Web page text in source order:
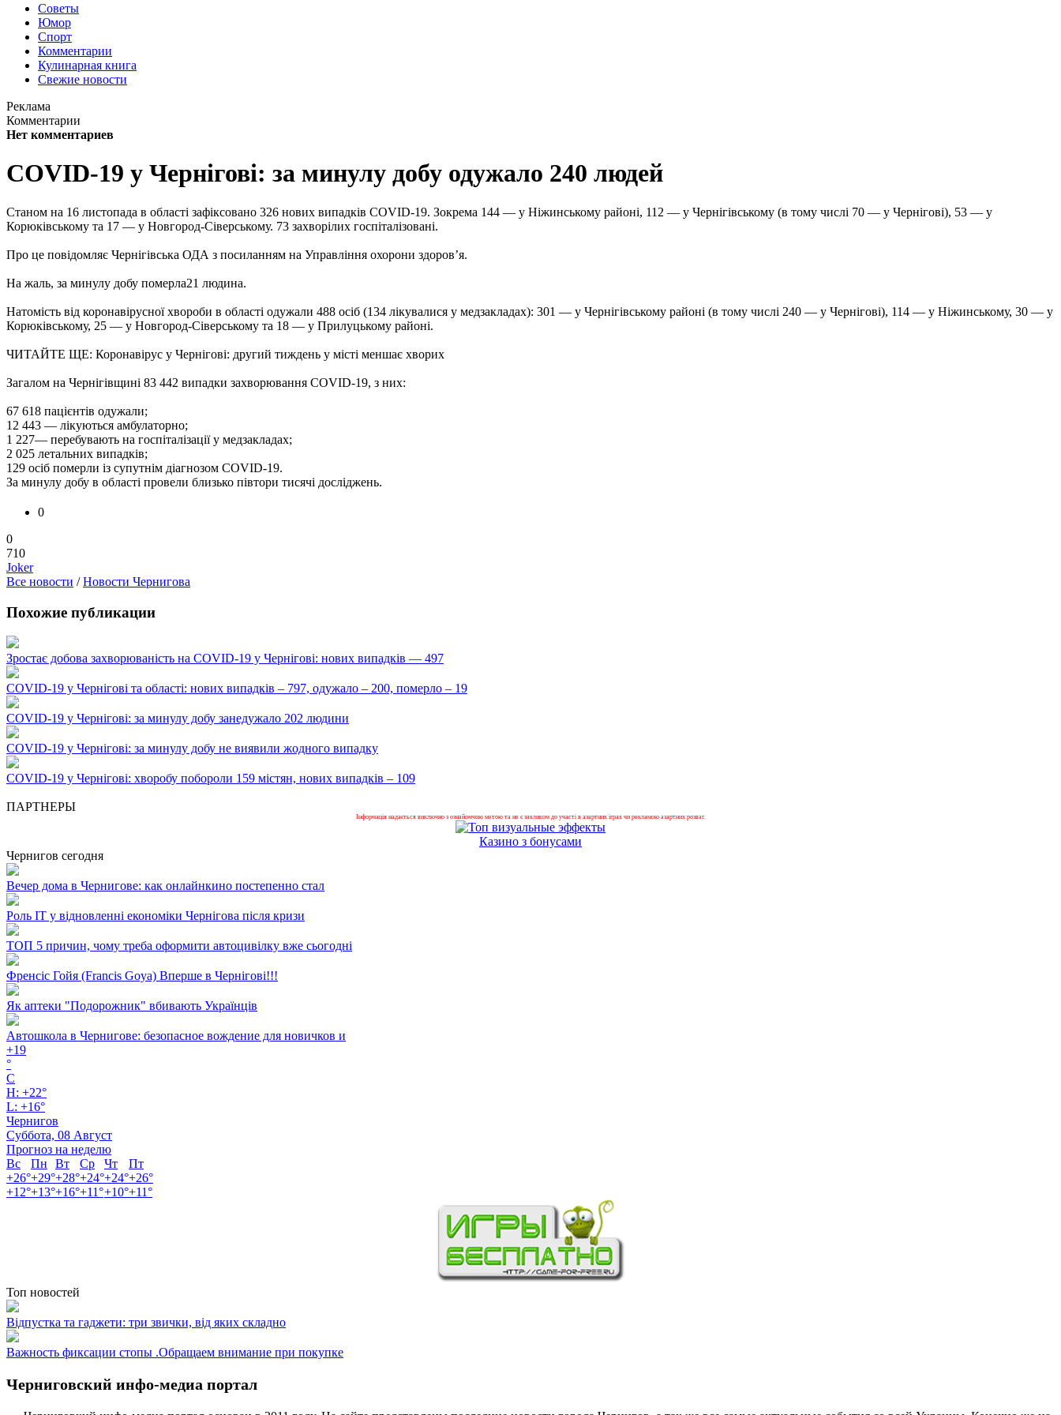
Советы
Юмор
Спорт
Комментарии
Кулинарная книга
Свежие новости
Реклама
Комментарии
Нет комментариев
COVID-19 у Чернігові: за минулу добу одужало 240 людей
Станом на 16 листопада в області зафіксовано 326 нових випадків COVID-19. Зокрема 144 — у Ніжинському районі, 112 — у Чернігівському (в тому числі 70 — у Чернігові), 53 — у
Корюківському та 17 — у Новгород-Сіверському. 73 захворілих госпіталізовані.
Про це повідомляє Чернігівська ОДА з посиланням на Управління охорони здоров’я.
На жаль, за минулу добу померла21 людина.
Натомість від коронавірусної хвороби в області одужали 488 осіб (134 лікувалися у медзакладах): 301 — у Чернігівському районі (в тому числі 240 — у Чернігові), 114 — у Ніжинському, 30 — у
Корюківському, 25 — у Новгород-Сіверському та 18 — у Прилуцькому районі.
ЧИТАЙТЕ ЩЕ: Коронавірус у Чернігові: другий тиждень у місті меншає хворих
Загалом на Чернігівщині 83 442 випадки захворювання COVID-19, з них:
67 618 пацієнтів одужали;
12 443 — лікуються амбулаторно;
1 227— перебувають на госпіталізації у медзакладах;
2 025 летальних випадків;
129 осіб померли із супутнім діагнозом COVID-19.
За минулу добу в області провели близько півтори тисячі досліджень.
0
0
710
Joker
Все новости /Новости Чернигова
Похожие публикации
Зростає добова захворюваність на COVID-19 у Чернігові: нових випадків — 497
COVID-19 у Чернігові та області: нових випадків – 797, одужало – 200, померло – 19
COVID-19 у Чернігові: за минулу добу занедужало 202 людини
COVID-19 у Чернігові: за минулу добу не виявили жодного випадку
COVID-19 у Чернігові: хворобу побороли 159 містян, нових випадків – 109
ПАРТНЕРЫ
Інформація надається виключно з ознайомчою метою та не є закликом до участі в азартних іграх чи рекламою азартних розваг.
Казино з бонусами
Чернигов сегодня
Вечер дома в Чернигове: как онлайнкино постепенно стал
Роль ІТ у відновленні економіки Чернігова після кризи
ТОП 5 причин, чому треба оформити автоцивілку вже сьогодні
Френсіс Гойя (Francis Goya) Вперше в Чернігові!!!
Як аптеки "Подорожник" вбивають Українців
Автошкола в Чернигове: безопасное вождение для новичков и
+19
°
C
H: +22°
L: +16°
Чернигов
Суббота, 08 Август
Прогноз на неделю
Вс
Пн Вт Ср Чт
Пт
+26°+29°+28°+24°+24°+26°
+12°+13°+16°+11°+10°+11°
Топ новостей
Відпустка та гаджети: три звички, від яких складно
Важность фиксации стопы .Обращаем внимание при покупке
Черниговский инфо-медиа портал